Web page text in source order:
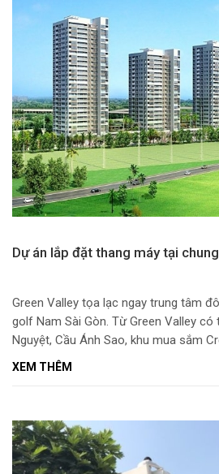
Dự án lắp đặt thang máy tại
Green Valley tọa lạc ngay trung tâm
golf Nam Sài Gòn. Từ Green Valley
Nguyệt, Cầu Ánh Sao, khu mua sắm
Thương mại tài chính quốc tế Phú Mỹ
XEM THÊM